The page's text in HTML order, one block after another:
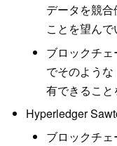
データを競
ことを望ん
ブロックチ
でそのよう
有できること
Hyperledger
ブロックチェ